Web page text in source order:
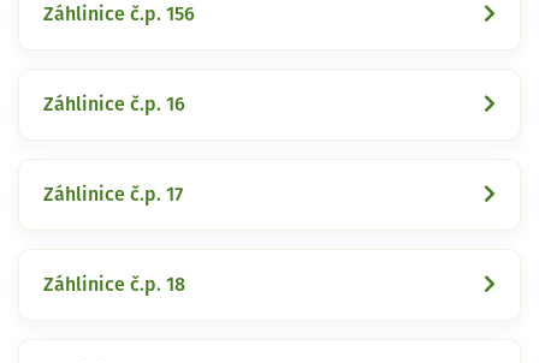
Záhlinice č.p. 156
Záhlinice č.p. 16
Záhlinice č.p. 17
Záhlinice č.p. 18